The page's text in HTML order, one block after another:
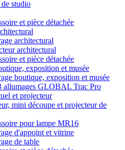
studio
et pièce détachée
architectural
architectural
et pièce détachée
exposition et musée
boutique, exposition et musée
allumages GLOBAL Trac Pro
et projecteur
mini découpe et projecteur de
pour lampe MR16
d'appoint et vitrine
de table